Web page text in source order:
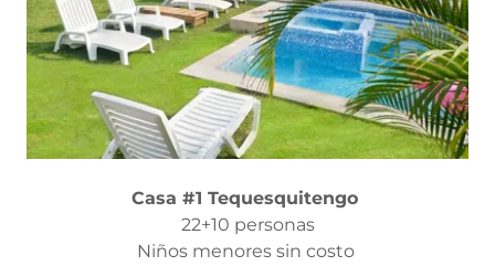
Casa #1 Tequesquitengo
22+10 personas
Niños menores sin costo